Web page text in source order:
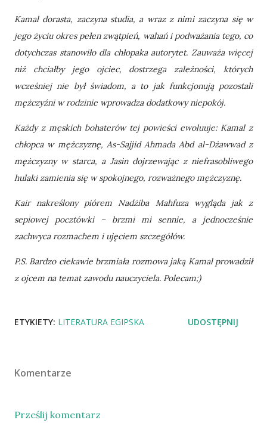
Kamal dorasta, zaczyna studia, a wraz z nimi zaczyna się w
jego życiu okres pełen zwątpień, wahań i podważania tego, co
dotychczas stanowiło dla chłopaka autorytet. Zauważa więcej
niż chciałby jego ojciec, dostrzega zależności, których
wcześniej nie był świadom, a to jak funkcjonują pozostali
mężczyźni w rodzinie wprowadza dodatkowy niepokój.
Każdy z męskich bohaterów tej powieści ewoluuje: Kamal z
chłopca w mężczyznę, As-Sajjid Ahmada Abd al-Dżawwad z
mężczyzny w starca, a Jasin dojrzewając z niefrasobliwego
hulaki zamienia się w spokojnego, rozważnego mężczyznę.
Kair nakreślony piórem Nadżiba Mahfuza wygląda jak z
sepiowej pocztówki – brzmi mi sennie, a jednocześnie
zachwyca rozmachem i ujęciem szczegółów.
P.S. Bardzo ciekawie brzmiała rozmowa jaką Kamal prowadził
z ojcem na temat zawodu nauczyciela. Polecam;)
ETYKIETY: LITERATURA EGIPSKA UDOSTĘPNIJ
Komentarze
Prześlij komentarz